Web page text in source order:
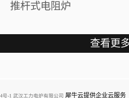
推杆式电阻炉
号-1 武汉工力电炉有限公司 犀牛云提供企业云服务